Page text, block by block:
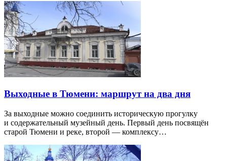
Выходные в Тюмени: маршрут на два дня
За выходные можно соединить историческую прогулку
и содержательный музейный день. Первый день посвящён
старой Тюмени и реке, второй — комплексу…